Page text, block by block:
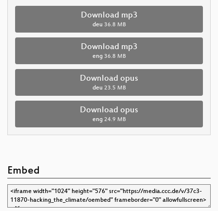
Download mp3
deu 36.8 MB
Download mp3
eng 36.8 MB
Download opus
deu 23.5 MB
Download opus
eng 24.9 MB
Embed